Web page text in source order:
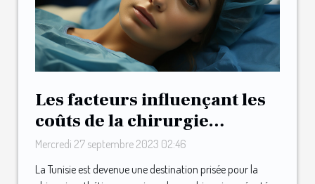
Les facteurs influençant les
coûts de la chirurgie
esthétique en Tunisie
Mercredi 27 septembre 2023 02:46
La Tunisie est devenue une destination prisée pour la